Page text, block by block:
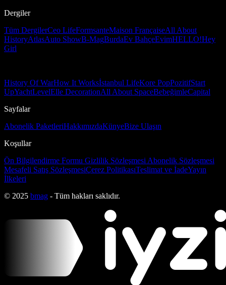
Dergiler
Tüm DergilerCeo LifeFormsanteMaison FrançaiseAll About
HistoryAtlasAuto ShowB-MagBurdaEv BahçeEvimHELLO!Hey
Girl
History Of WarHow It Worksİstanbul LifeKore PopPozitifStart
UpYachtLevelElle DecorationAll About SpaceBebeğimleCapital
Sayfalar
Abonelik PaketleriHakkımızdaKünyeBize Ulaşın
Koşullar
Ön Bilgilendirme Formu Gizlilik Sözleşmesi Abonelik Sözleşmesi
Mesafeli Satış SözleşmesiÇerez PolitikasıTeslimat ve İadeYayın
İlkeleri
© 2025 bmag - Tüm hakları saklıdır.